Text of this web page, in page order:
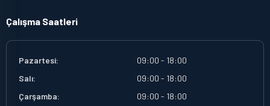
Çalışma Saatleri
Pazartesi:
09:00 - 18:00
Salı:
09:00 - 18:00
Çarşamba:
09:00 - 18:00